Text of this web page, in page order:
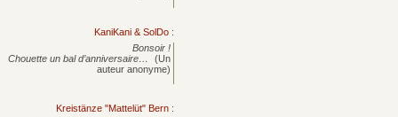
KaniKani & SolDo :
Bonsoir !
Chouette un bal d’anniversaire…
(Un
auteur anonyme)
Kreistänze "Mattelüt" Bern :